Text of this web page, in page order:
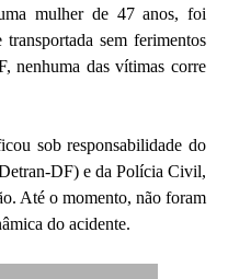
mulher de 47 anos, foi
sem ferimentos
nenhuma das vítimas corre
sob responsabilidade do
DF) e da Polícia Civil,
Até o momento, não foram
do acidente.